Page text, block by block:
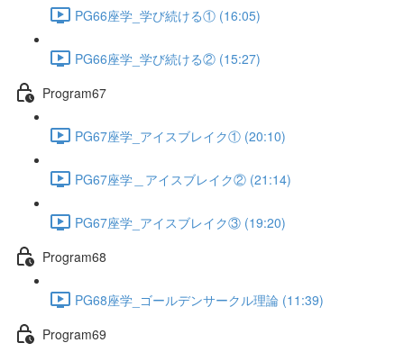
PG66座学_学び続ける① (16:05)
PG66座学_学び続ける② (15:27)
Program67
PG67座学_アイスブレイク① (20:10)
PG67座学＿アイスブレイク② (21:14)
PG67座学_アイスブレイク③ (19:20)
Program68
PG68座学_ゴールデンサークル理論 (11:39)
Program69